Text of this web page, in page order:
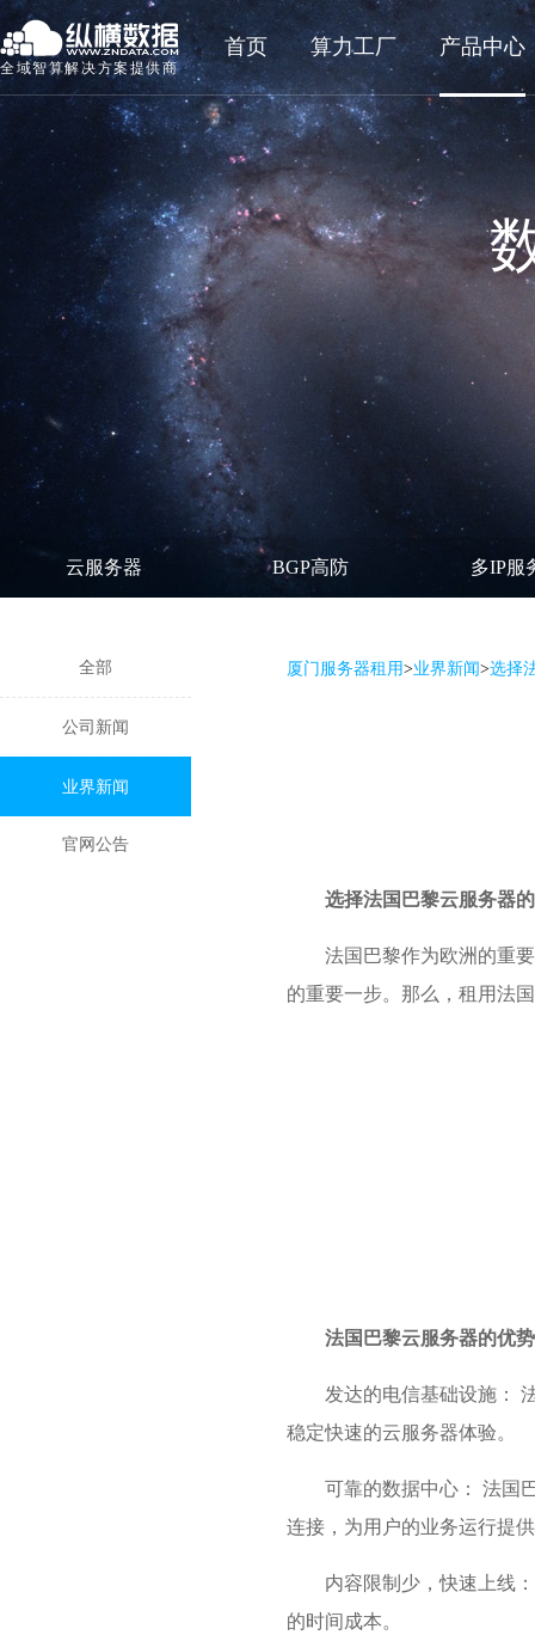
全域智算解决方案提供商
首页 算力工厂 产品中心
云服务器 BGP高防 多IP服
全部
公司新闻
业界新闻
官网公告
厦门服务器租用>业界新闻>选择
选择法国巴黎云服务器
法国巴黎作为欧洲的重
的重要一步。那么，租用法
法国巴黎云服务器的优势
发达的电信基础设施：
稳定快速的云服务器体验。
可靠的数据中心： 法国
连接，为用户的业务运行提
内容限制少，快速上线
的时间成本。